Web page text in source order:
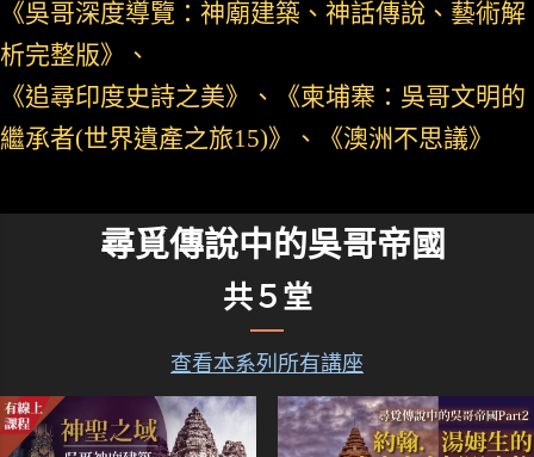
《吳哥深度導覽：神廟建築、神話傳說、藝術解
析完整版》、
《追尋印度史詩之美》、《柬埔寨：吳哥文明的
繼承者(世界遺產之旅15)》、《澳洲不思議》
尋覓傳說中的吳哥帝國
共５堂
查看本系列所有講座